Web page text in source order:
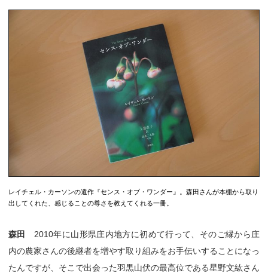
レイチェル・カーソンの遺作『センス・オブ・ワンダー』。森田さんが本棚から取り
出してくれた、感じることの尊さを教えてくれる一冊。
森田
2010年に山形県庄内地方に初めて行って、そのご縁から庄
内の農家さんの後継者を増やす取り組みをお手伝いすることになっ
たんですが、そこで出会った羽黒山伏の最高位である星野文紘さん